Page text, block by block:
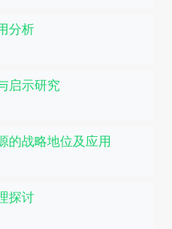
分析
启示研究
的战略地位及应用
探讨